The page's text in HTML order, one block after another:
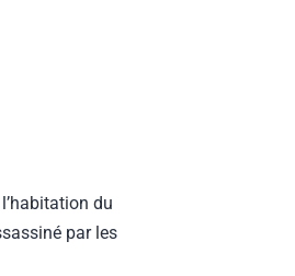
du
par les